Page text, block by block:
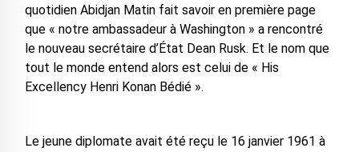
quotidien Abidjan Matin fait savoir en première page
que « notre ambassadeur à Washington » a rencontré
le nouveau secrétaire d’État Dean Rusk. Et le nom que
tout le monde entend alors est celui de « His
Excellency Henri Konan Bédié ».
Le jeune diplomate avait été reçu le 16 janvier 1961 à